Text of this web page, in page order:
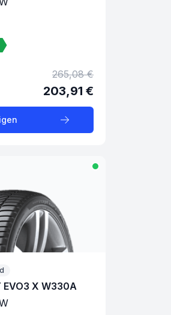
265,08 €
203,91 €
EVO3 X W330A